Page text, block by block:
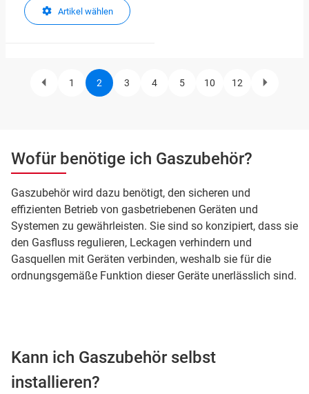
Artikel wählen
PreviousPage
1
Current
page
2 Page
3 Page
4 Page
5 Page
10 Page
12
Next
Wofür benötige ich Gaszubehör?
Gaszubehör wird dazu benötigt, den sicheren und
effizienten Betrieb von gasbetriebenen Geräten und
Systemen zu gewährleisten. Sie sind so konzipiert, dass sie
den Gasfluss regulieren, Leckagen verhindern und
Gasquellen mit Geräten verbinden, weshalb sie für die
ordnungsgemäße Funktion dieser Geräte unerlässlich sind.
Kann ich Gaszubehör selbst
installieren?